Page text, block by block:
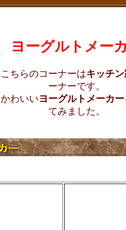
ヨーグルトメー
こちらのコーナーはキッチ
ーナーです。
かわいいヨーグルトメーカー
てみました。